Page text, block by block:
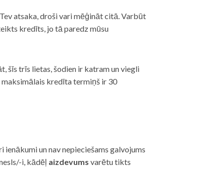
atsaka, droši vari mēģināt citā. Varbūt
kredīts, jo tā paredz mūsu
šīs trīs lietas, šodien ir katram un viegli
kredīta termiņš ir 30
un nav nepieciešams galvojums
i, kādēļ aizdevums varētu tikts